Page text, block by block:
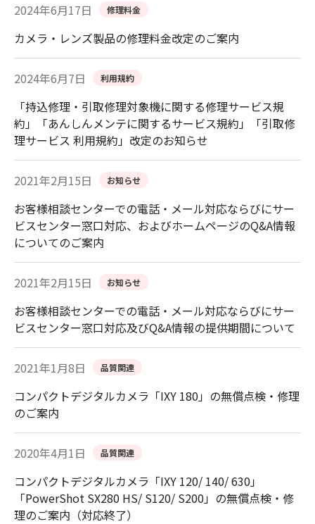
2024年6月17日 修理料金
カメラ・レンズ製品の修理料金改定のご案内
2024年6月7日 利用規約
「持込修理・引取修理対象機に関する修理サービス規
約」「あんしんメンテに関するサービス規約」「引取修
理サービス 利用規約」改定のお知らせ
2021年2月15日 お知らせ
お客様相談センターでの電話・メール対応ならびにサー
ビスセンター窓口対応、およびホームページのQ&A情報
についてのご案内
2021年2月15日 お知らせ
お客様相談センターでの電話・メール対応ならびにサー
ビスセンター窓口対応及びQ&A情報の提供期間について
2021年1月8日 品質関連
コンパクトデジタルカメラ「IXY 180」の無償点検・修理
のご案内
2020年4月1日 品質関連
コンパクトデジタルカメラ「IXY 120/ 140/ 630」
「PowerShot SX280 HS/ S120/ S200」の無償点検・修
理のご案内（対応終了）